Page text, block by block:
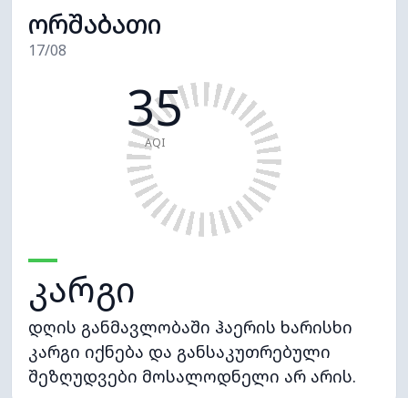
ორშაბათი
17/08
35
AQI
კარგი
დღის განმავლობაში ჰაერის ხარისხი
კარგი იქნება და განსაკუთრებული
შეზღუდვები მოსალოდნელი არ არის.